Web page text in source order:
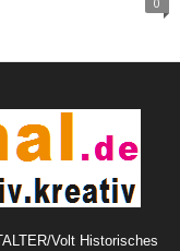
Volt Historisches